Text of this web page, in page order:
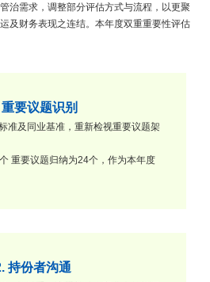
治需求，调整部分评估方式与流程，以更聚
及财务表现之连结。本年度双重重要性评估
重要议题识别
准及同业基准，重新检视重要议题架
重要议题归纳为24个，作为本年度
持份者沟通